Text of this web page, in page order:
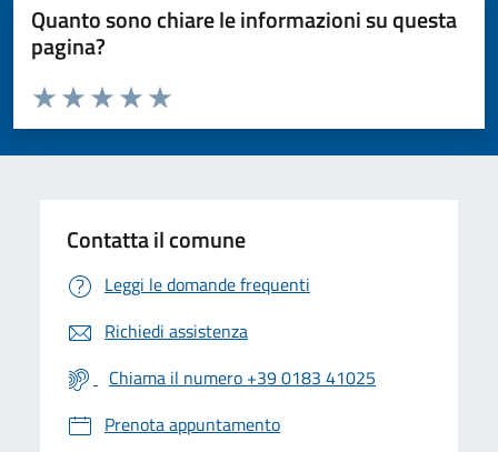
Quanto sono chiare le informazioni su questa
pagina?
Valuta da 1 a 5 stelle la pagina
Valuta 5 stelle su 5
Valuta 4 stelle su 5
Valuta 3 stelle su 5
Valuta 2 stelle su 5
Valuta 1 stelle su 5
Contatta il comune
Leggi le domande frequenti
Richiedi assistenza
Chiama il numero +39 0183 41025
Prenota appuntamento